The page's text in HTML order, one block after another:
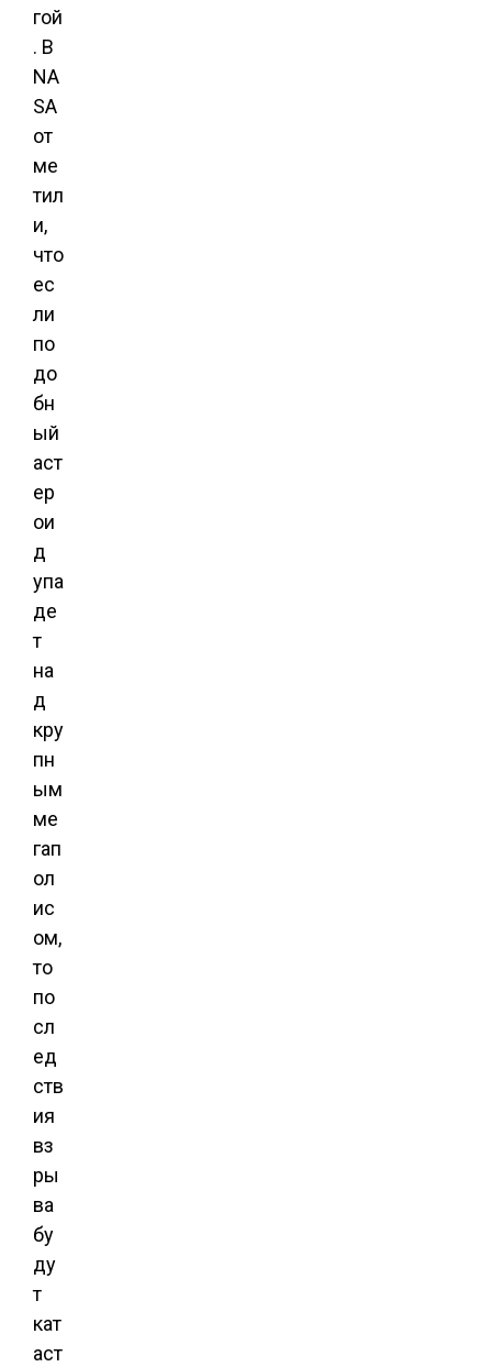
гой
. В
NA
SA
от
ме
тил
и,
что
ес
ли
по
до
бн
ый
аст
ер
ои
д
упа
де
т
на
д
кру
пн
ым
ме
гап
ол
ис
ом,
то
по
сл
ед
ств
ия
вз
ры
ва
бу
ду
т
кат
аст